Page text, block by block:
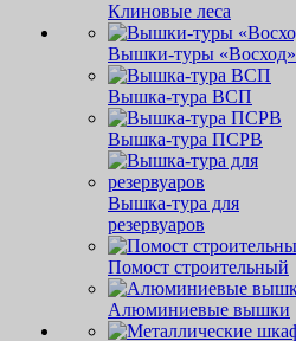
Клиновые леса
Вышки-туры «Восход»
Вышка-тура ВСП
Вышка-тура ПСРВ
Вышка-тура для
резервуаров
Помост строительный
Алюминиевые вышки